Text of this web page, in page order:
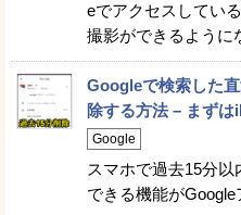
eでアクセスしてい
撮影ができるように
Googleで検索した
除する方法 – まず
Google
スマホで過去15分
できる機能が